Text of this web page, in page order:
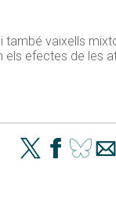
també vaixells
els efectes de les